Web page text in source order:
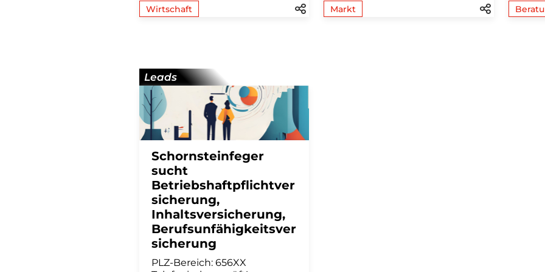
Wirtschaft Markt
Leads
Schornsteinfeger
sucht
Betriebshaftpflichtver
sicherung,
Inhaltsversicherung,
Berufsunfähigkeitsver
sicherung
PLZ-Bereich: 656XX